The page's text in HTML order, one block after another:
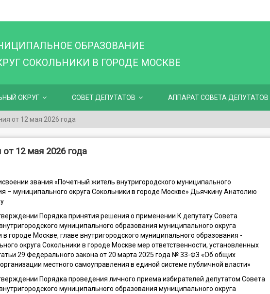
ОБРАЗОВАНИЕ
СОКОЛЬНИКИ В ГОРОДЕ МОСКВЕ
ОКРУГ СОВЕТ ДЕПУТАТОВ АППАРАТ СОВЕТА ДЕПУТАТОВ
от 12 мая 2026 года
12 мая 2026 года
звания «Почетный житель внутригородского муниципального
– муниципального округа Сокольники в городе Москве» Дьячкину Анатолию
Порядка принятия решения о применении К депутату Совета
муниципального образования муниципального округа
в городе Москве, главе внутригородского муниципального образования -
округа Сокольники в городе Москве мер ответственности, установленных
29 Федерального закона от 20 марта 2025 года № 33-ФЗ «Об общих
местного самоуправления в единой системе публичной власти»
Порядка проведения личного приема избирателей депутатом Совета
муниципального образования муниципального округа